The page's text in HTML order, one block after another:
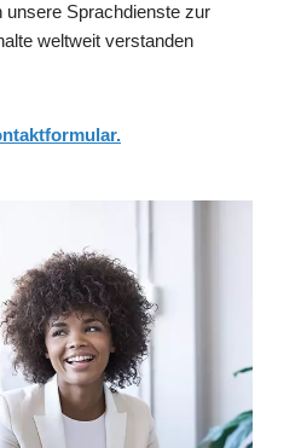
unsere Sprachdienste zur
weltweit verstanden